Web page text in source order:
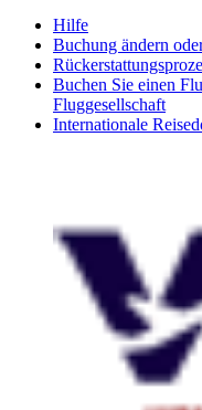
Hilfe
Buchung ändern
Buchen Sie einen
Fluggesellschaft
Internationale